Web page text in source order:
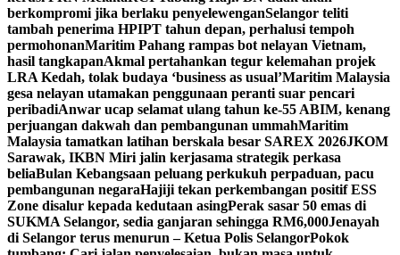
berkompromi jika berlaku penyelewenganSelangor teliti
tambah penerima HPIPT tahun depan, perhalusi tempoh
permohonanMaritim Pahang rampas bot nelayan Vietnam,
hasil tangkapanAkmal pertahankan tegur kelemahan projek
LRA Kedah, tolak budaya ‘business as usual’Maritim Malaysia
gesa nelayan utamakan penggunaan peranti suar pencari
peribadiAnwar ucap selamat ulang tahun ke-55 ABIM, kenang
perjuangan dakwah dan pembangunan ummahMaritim
Malaysia tamatkan latihan berskala besar SAREX 2026JKOM
Sarawak, IKBN Miri jalin kerjasama strategik perkasa
beliaBulan Kebangsaan peluang perkukuh perpaduan, pacu
pembangunan negaraHajiji tekan perkembangan positif ESS
Zone disalur kepada kedutaan asingPerak sasar 50 emas di
SUKMA Selangor, sedia ganjaran sehingga RM6,000Jenayah
di Selangor terus menurun – Ketua Polis SelangorPokok